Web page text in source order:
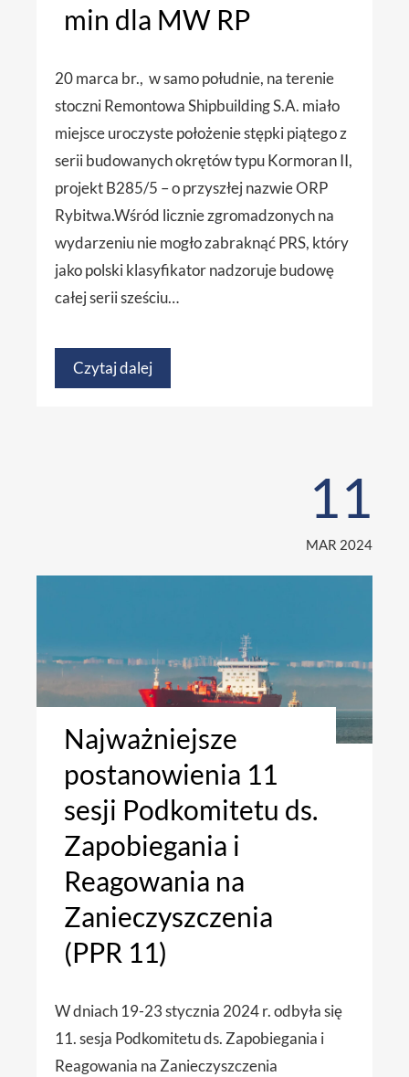
min dla MW RP
20 marca br., w samo południe, na terenie
stoczni Remontowa Shipbuilding S.A. miało
miejsce uroczyste położenie stępki piątego z
serii budowanych okrętów typu Kormoran II,
projekt B285/5 – o przyszłej nazwie ORP
Rybitwa.Wśród licznie zgromadzonych na
wydarzeniu nie mogło zabraknąć PRS, który
jako polski klasyfikator nadzoruje budowę
całej serii sześciu…
Czytaj dalej
11
MAR 2024
Najważniejsze
postanowienia 11
sesji Podkomitetu ds.
Zapobiegania i
Reagowania na
Zanieczyszczenia
(PPR 11)
W dniach 19-23 stycznia 2024 r. odbyła się
11. sesja Podkomitetu ds. Zapobiegania i
Reagowania na Zanieczyszczenia